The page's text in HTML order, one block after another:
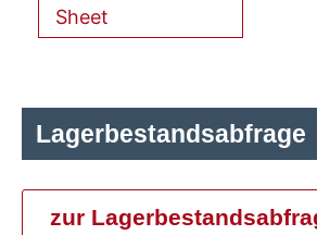
Sheet
Lagerbestandsabfrage
zur